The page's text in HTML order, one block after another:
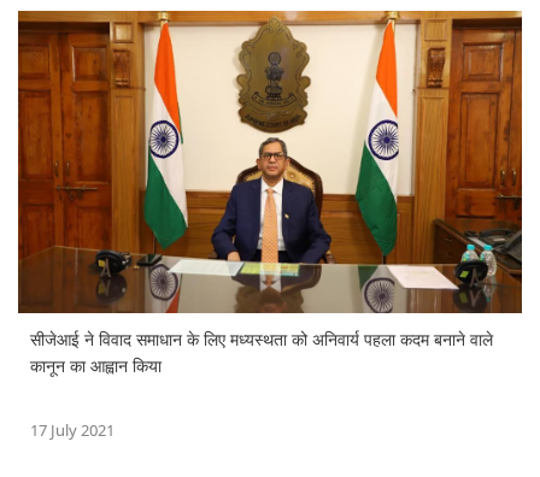
सीजेआई ने विवाद समाधान के लिए मध्यस्थता को अनिवार्य पहला कदम बनाने वाले
कानून का आह्वान किया
17 July 2021